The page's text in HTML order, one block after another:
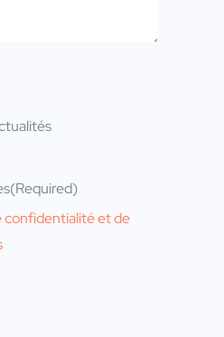
(Required)
confidentialité et de